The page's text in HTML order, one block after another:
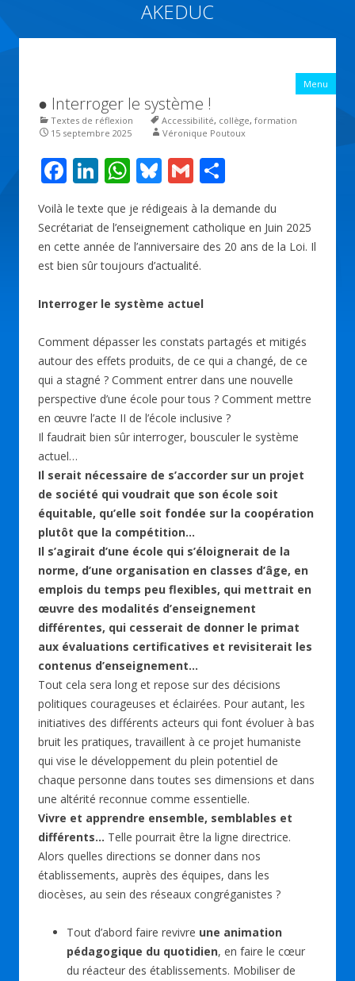
AKEDUC
Menu
● Interroger le système !
Textes de réflexion Accessibilité, collège, formation
15 septembre 2025
Véronique Poutoux
F
ac
e
b
o
o
Li
k
e
dI
n
W
h
at
s
A
p
Bl
e
sk
y
G
m
ai
l
ta
g
Voilà le texte que je rédigeais à la demande du
Secrétariat de l’enseignement catholique en Juin 2025
en cette année de l’anniversaire des 20 ans de la Loi. Il
est bien sûr toujours d’actualité.
Interroger le système actuel
Comment dépasser les constats partagés et mitigés
autour des effets produits, de ce qui a changé, de ce
qui a stagné ? Comment entrer dans une nouvelle
perspective d’une école pour tous ? Comment mettre
en œuvre l’acte II de l’école inclusive ?
Il faudrait bien sûr interroger, bousculer le système
actuel…
Il serait nécessaire de s’accorder sur un projet
de société qui voudrait que son école soit
équitable, qu’elle soit fondée sur la coopération
plutôt que la compétition…
Il s’agirait d’une école qui s’éloignerait de la
norme, d’une organisation en classes d’âge, en
emplois du temps peu flexibles, qui mettrait en
œuvre des modalités d’enseignement
différentes, qui cesserait de donner le primat
aux évaluations certificatives et revisiterait les
contenus d’enseignement…
Tout cela sera long et repose sur des décisions
politiques courageuses et éclairées. Pour autant, les
initiatives des différents acteurs qui font évoluer à bas
bruit les pratiques, travaillent à ce projet humaniste
qui vise le développement du plein potentiel de
chaque personne dans toutes ses dimensions et dans
une altérité reconnue comme essentielle.
Vivre et apprendre ensemble, semblables et
différents… Telle pourrait être la ligne directrice.
Alors quelles directions se donner dans nos
établissements, auprès des équipes, dans les
diocèses, au sein des réseaux congréganistes ?
Tout d’abord faire revivre une animation
pédagogique du quotidien, en faire le cœur
du réacteur des établissements. Mobiliser de